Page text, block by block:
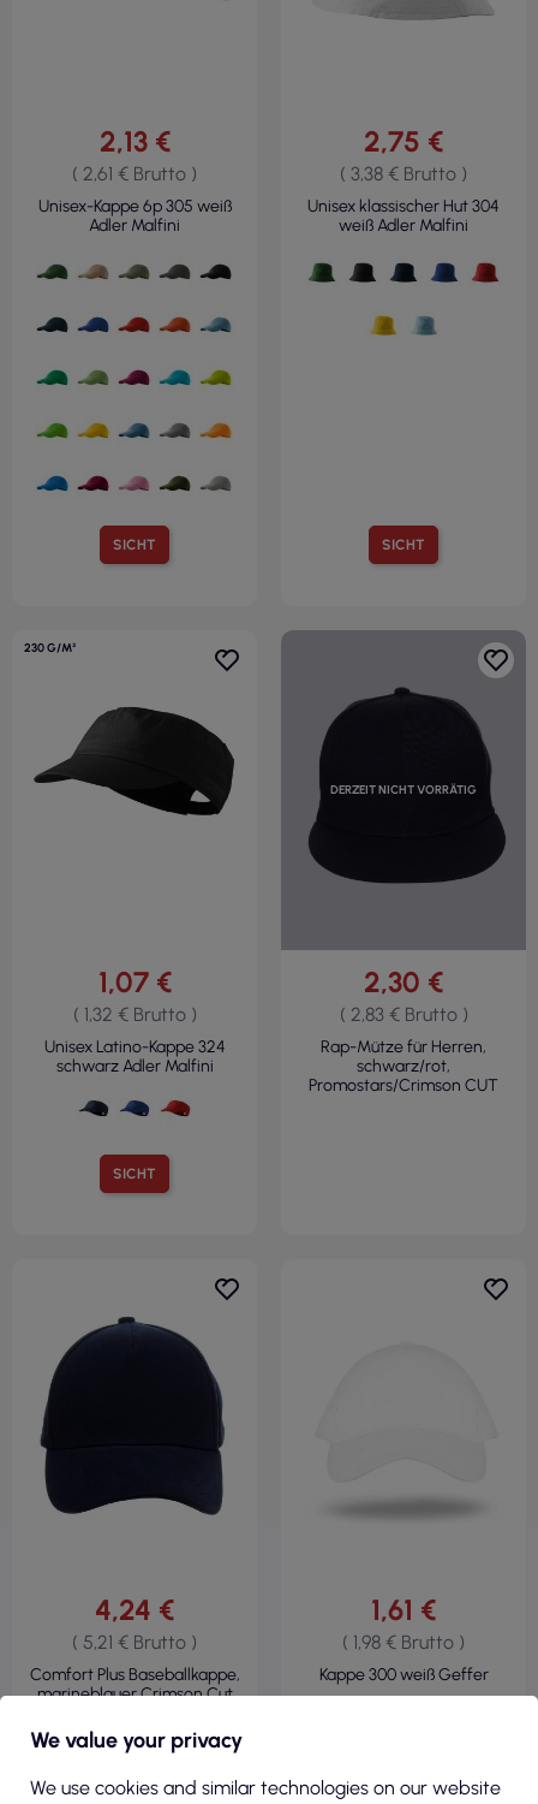
SICHT
2,13 €
( 2,61 € Brutto )
Unisex-Kappe 6p 305 weiß
Adler Malfini
SICHT
2,75 €
( 3,38 € Brutto )
Unisex klassischer Hut 304
weiß Adler Malfini
230 G/M²
SICHT
1,07 €
( 1,32 € Brutto )
Unisex Latino-Kappe 324
schwarz Adler Malfini
DERZEIT NICHT VORRÄTIG
2,30 €
( 2,83 € Brutto )
Rap-Mütze für Herren,
schwarz/rot,
Promostars/Crimson CUT
4,24 €
( 5,21 € Brutto )
Comfort Plus Baseballkappe,
marineblauer Crimson Cut
1,61 €
( 1,98 € Brutto )
Kappe 300 weiß Geffer
We value your privacy
We use cookies and similar technologies on our website